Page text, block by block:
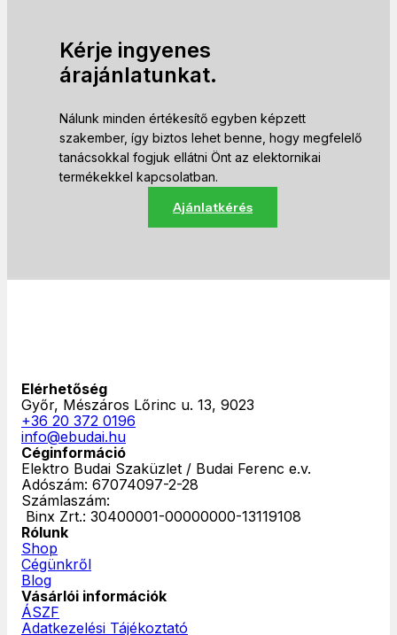
Kérje ingyenes
árajánlatunkat.
Nálunk minden értékesítő egyben képzett
szakember, így biztos lehet benne, hogy megfelelő
tanácsokkal fogjuk ellátni Önt az elektornikai
termékekkel kapcsolatban.
Ajánlatkérés
Elérhetőség
Győr, Mészáros Lőrinc u. 13, 9023
+36 20 372 0196
info@ebudai.hu
Céginformáció
Elektro Budai Szaküzlet / Budai Ferenc e.v.
Adószám: 67074097-2-28
Számlaszám:
‎ Binx Zrt.: 30400001-00000000-13119108
Rólunk
Shop
Cégünkről
Blog
Vásárlói információk
ÁSZF
Adatkezelési Tájékoztató